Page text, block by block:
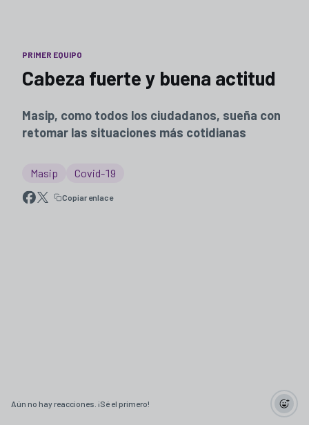
PRIMER EQUIPO
Cabeza fuerte y buena actitud
Masip, como todos los ciudadanos, sueña con
retomar las situaciones más cotidianas
Masip Covid-19
Copiar enlace
Aún no hay reacciones. ¡Sé el primero!